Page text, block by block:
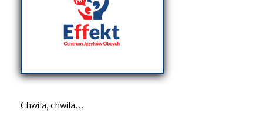
Chwila, chwila…